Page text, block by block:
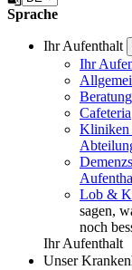
Sprache
Ihr Aufenthalt
Ihr
Cafeteria
Lob &
sagen,
noch
Ihr Aufenthalt
Unser